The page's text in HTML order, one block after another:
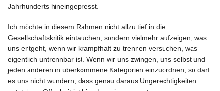
Jahrhunderts hineingepresst.
Ich möchte in diesem Rahmen nicht allzu tief in die
Gesellschaftskritik eintauchen, sondern vielmehr aufzeigen, was
uns entgeht, wenn wir krampfhaft zu trennen versuchen, was
eigentlich untrennbar ist. Wenn wir uns zwingen, uns selbst und
jeden anderen in überkommene Kategorien einzuordnen, so darf
es uns nicht wundern, dass genau daraus Ungerechtigkeiten